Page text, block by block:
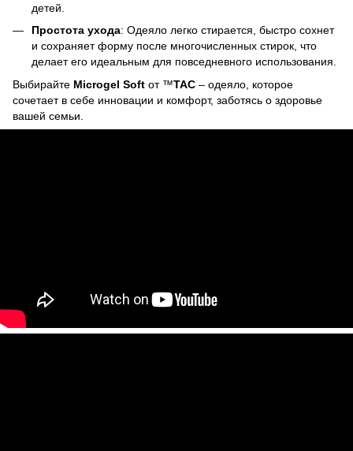
детей.
Простота ухода: Одеяло легко стирается, быстро сохнет
и сохраняет форму после многочисленных стирок, что
делает его идеальным для повседневного использования.
Выбирайте Microgel Soft от ™TAC – одеяло, которое
сочетает в себе инновации и комфорт, заботясь о здоровье
вашей семьи.